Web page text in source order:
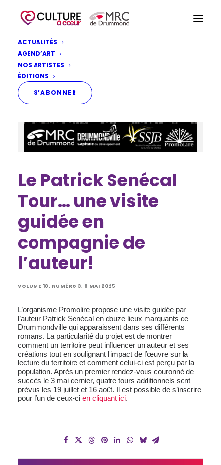
ACTUALITÉS
AGEND’ART
NOS ARTISTES
ÉDITIONS
S’ABONNER
Le Patrick Senécal
Tour… une visite
guidée en
compagnie de
l’auteur!
VOLUME 18, NUMÉRO 3, 8 MAI 2025
L’organisme Promolire propose une visite guidée par
l’auteur Patrick Senécal en douze lieux marquants de
Drummondville qui apparaissent dans ses différents
romans. La particularité du projet est de montrer
comment un territoire peut influencer un auteur et ses
créations tout en soulignant l’impact de l’œuvre sur la
lecture du territoire et comment celui-ci est perçu par la
population. Après un premier rendez-vous couronné de
succès le 3 mai dernier, quatre tours additionnels sont
prévus les 19 juillet et 16 août. Il est possible de s’inscrire
pour l’un de ceux-ci en cliquant ici.